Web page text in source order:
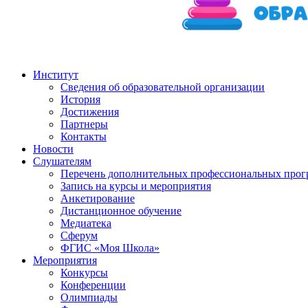
Институт
Сведения об образовательной организации
История
Достижения
Партнеры
Контакты
Новости
Слушателям
Перечень дополнительных профессиональных
Запись на курсы и мероприятия
Анкетирование
Дистанционное обучение
Медиатека
Сферум
ФГИС «Моя Школа»
Мероприятия
Конкурсы
Конференции
Олимпиады